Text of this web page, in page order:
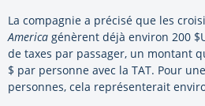
La compagnie a précisé que les
America génèrent déjà environ 200
de taxes par passager, un montant
$ par personne avec la TAT. Pour
personnes, cela représenterait